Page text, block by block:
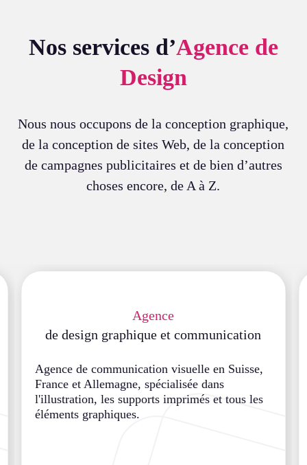
Nos services d’Agence de
Design
Nous nous occupons de la conception graphique,
de la conception de sites Web, de la conception
de campagnes publicitaires et de bien d’autres
choses encore, de A à Z.
Agence
de design graphique et communication
Agence de communication visuelle en Suisse,
France et Allemagne, spécialisée dans
l'illustration, les supports imprimés et tous les
éléments graphiques.